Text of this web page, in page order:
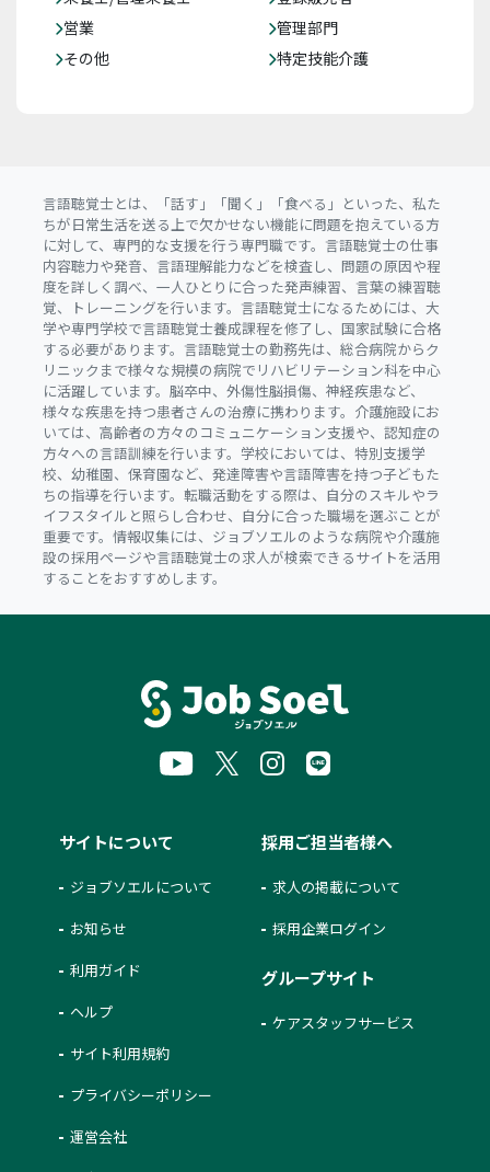
営業
管理部門
その他
特定技能介護
言語聴覚士とは、「話す」「聞く」「食べる」といった、私た
ちが日常生活を送る上で欠かせない機能に問題を抱えている方
に対して、専門的な支援を行う専門職です。言語聴覚士の仕事
内容聴力や発音、言語理解能力などを検査し、問題の原因や程
度を詳しく調べ、一人ひとりに合った発声練習、言葉の練習聴
覚、トレーニングを行います。言語聴覚士になるためには、大
学や専門学校で言語聴覚士養成課程を修了し、国家試験に合格
する必要があります。言語聴覚士の勤務先は、総合病院からク
リニックまで様々な規模の病院でリハビリテーション科を中心
に活躍しています。脳卒中、外傷性脳損傷、神経疾患など、
様々な疾患を持つ患者さんの治療に携わります。介護施設にお
いては、高齢者の方々のコミュニケーション支援や、認知症の
方々への言語訓練を行います。学校においては、特別支援学
校、幼稚園、保育園など、発達障害や言語障害を持つ子どもた
ちの指導を行います。転職活動をする際は、自分のスキルやラ
イフスタイルと照らし合わせ、自分に合った職場を選ぶことが
重要です。情報収集には、ジョブソエルのような病院や介護施
設の採用ページや言語聴覚士の求人が検索できるサイトを活用
することをおすすめします。
サイトについて
ジョブソエルについて
お知らせ
利用ガイド
ヘルプ
サイト利用規約
プライバシーポリシー
運営会社
採用ご担当者様へ
求人の掲載について
採用企業ログイン
グループサイト
ケアスタッフサービス